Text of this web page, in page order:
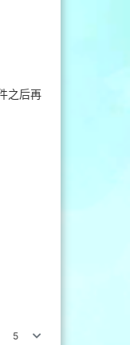
之后再
5